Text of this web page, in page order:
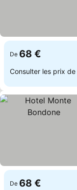
De 68 €
Consulter les prix de
De 68 €